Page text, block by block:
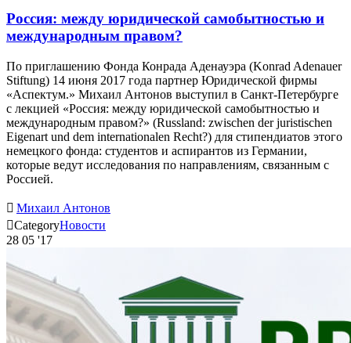
Россия: между юридической самобытностью и
международным правом?
По приглашению Фонда Конрада Аденауэра (Konrad Adenauer
Stiftung) 14 июня 2017 года партнер Юридической фирмы
«Аспектум.» Михаил Антонов выступил в Санкт-Петербурге
с лекцией «Россия: между юридической самобытностью и
международным правом?» (Russland: zwischen der juristischen
Eigenart und dem internationalen Recht?) для стипендиатов этого
немецкого фонда: студентов и аспирантов из Германии,
которые ведут исследования по направлениям, связанным с
Россией.
 Михаил Антонов
CategoryНовости
28 05 '17